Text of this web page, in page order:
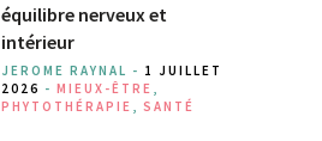
équilibre nerveux et
intérieur
JEROME RAYNAL - 1 JUILLET
2026 - MIEUX-ÊTRE ,
PHYTOTHÉRAPIE , SANTÉ